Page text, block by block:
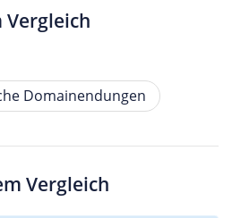
Vergleich
Domainendungen
Vergleich